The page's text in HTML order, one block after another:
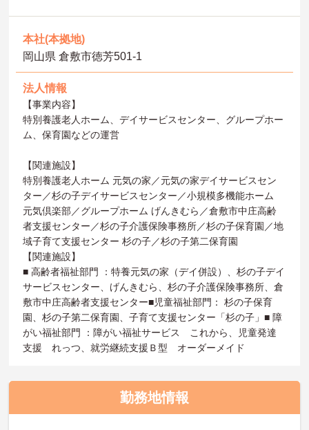
本社(本拠地)
岡山県 倉敷市徳芳501-1
法人情報
【事業内容】
特別養護老人ホーム、デイサービスセンター、グループホー
ム、保育園などの運営
【関連施設】
特別養護老人ホーム 元気の家／元気の家デイサービスセン
ター／杉の子デイサービスセンター／小規模多機能ホーム
元気倶楽部／グループホーム げんきむら／倉敷市中庄高齢
者支援センター／杉の子介護保険事務所／杉の子保育園／地
域子育て支援センター 杉の子／杉の子第二保育園
【関連施設】
■ 高齢者福祉部門 ：特養元気の家（デイ併設）、杉の子デイ
サービスセンター、げんきむら、杉の子介護保険事務所、倉
敷市中庄高齢者支援センター■児童福祉部門： 杉の子保育
園、杉の子第二保育園、子育て支援センター「杉の子」■ 障
がい福祉部門 ：障がい福祉サービス これから、児童発達
支援 れっつ、就労継続支援Ｂ型 オーダーメイド
勤務地情報